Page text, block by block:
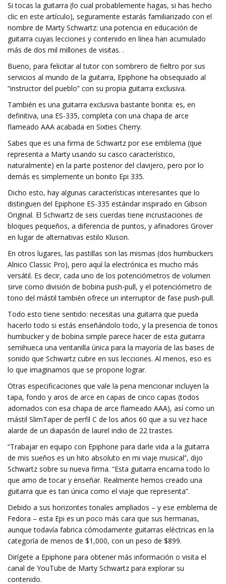
Si tocas la guitarra (lo cual probablemente hagas, si has hecho
clic en este artículo), seguramente estarás familiarizado con el
nombre de Marty Schwartz: una potencia en educación de
guitarra cuyas lecciones y contenido en línea han acumulado
más de dos mil millones de visitas. .
Bueno, para felicitar al tutor con sombrero de fieltro por sus
servicios al mundo de la guitarra, Epiphone ha obsequiado al
“instructor del pueblo” con su propia guitarra exclusiva.
También es una guitarra exclusiva bastante bonita: es, en
definitiva, una ES-335, completa con una chapa de arce
flameado AAA acabada en Sixties Cherry.
Sabes que es una firma de Schwartz por ese emblema (que
representa a Marty usando su casco característico,
naturalmente) en la parte posterior del clavijero, pero por lo
demás es simplemente un bonito Epi 335.
Dicho esto, hay algunas características interesantes que lo
distinguen del Epiphone ES-335 estándar inspirado en Gibson
Original. El Schwartz de seis cuerdas tiene incrustaciones de
bloques pequeños, a diferencia de puntos, y afinadores Grover
en lugar de alternativas estilo Kluson.
En otros lugares, las pastillas son las mismas (dos humbuckers
Alnico Classic Pro), pero aquí la electrónica es mucho más
versátil. Es decir, cada uno de los potenciómetros de volumen
sirve como división de bobina push-pull, y el potenciómetro de
tono del mástil también ofrece un interruptor de fase push-pull.
Todo esto tiene sentido: necesitas una guitarra que pueda
hacerlo todo si estás enseñándolo todo, y la presencia de tonos
humbucker y de bobina simple parece hacer de esta guitarra
semihueca una ventanilla única para la mayoría de las bases de
sonido que Schwartz cubre en sus lecciones. Al menos, eso es
lo que imaginamos que se propone lograr.
Otras especificaciones que vale la pena mencionar incluyen la
tapa, fondo y aros de arce en capas de cinco capas (todos
adornados con esa chapa de arce flameado AAA), así como un
mástil SlimTaper de perfil C de los años 60 que a su vez hace
alarde de un diapasón de laurel indio de 22 trastes.
“Trabajar en equipo con Epiphone para darle vida a la guitarra
de mis sueños es un hito absoluto en mi viaje musical”, dijo
Schwartz sobre su nueva firma. “Esta guitarra encarna todo lo
que amo de tocar y enseñar. Realmente hemos creado una
guitarra que es tan única como el viaje que representa”.
Debido a sus horizontes tonales ampliados – y ese emblema de
Fedora – esta Epi es un poco más cara que sus hermanas,
aunque todavía fabrica cómodamente guitarras eléctricas en la
categoría de menos de $1,000, con un peso de $899.
Dirígete a Epiphone para obtener más información o visita el
canal de YouTube de Marty Schwartz para explorar su
contenido.